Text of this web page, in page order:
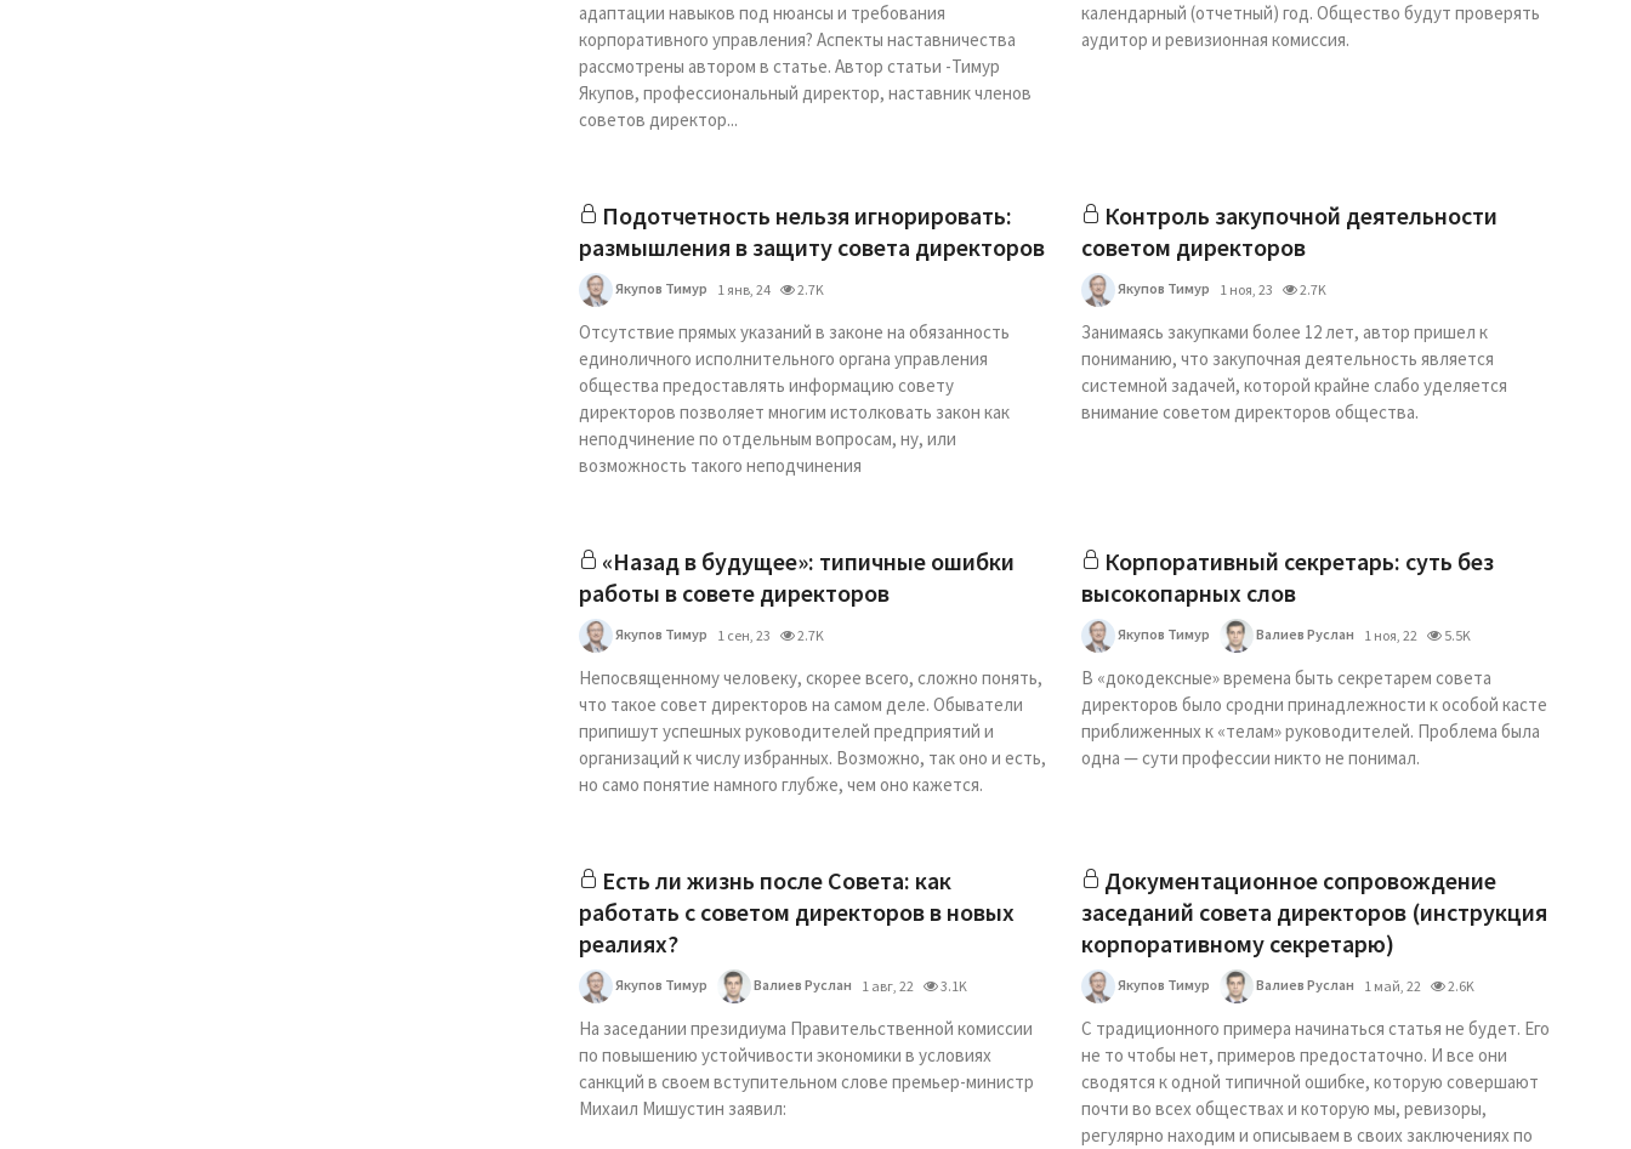
адаптации навыков под нюансы и требования
корпоративного управления? Аспекты наставничества
рассмотрены автором в статье. Автор статьи -Тимур
Якупов, профессиональный директор, наставник членов
советов директор...
календарный (отчетный) год. Общество будут проверять
аудитор и ревизионная комиссия.
Подотчетность нельзя игнорировать:
размышления в защиту совета директоров
Якупов Тимур 1 янв, 24 2.7K
Отсутствие прямых указаний в законе на обязанность
единоличного исполнительного органа управления
общества предоставлять информацию совету
директоров позволяет многим истолковать закон как
неподчинение по отдельным вопросам, ну, или
возможность такого неподчинения
Контроль закупочной деятельности
советом директоров
Якупов Тимур 1 ноя, 23 2.7K
Занимаясь закупками более 12 лет, автор пришел к
пониманию, что закупочная деятельность является
системной задачей, которой крайне слабо уделяется
внимание советом директоров общества.
«Назад в будущее»: типичные ошибки
работы в совете директоров
Якупов Тимур 1 сен, 23 2.7K
Непосвященному человеку, скорее всего, сложно понять,
что такое совет директоров на самом деле. Обыватели
припишут успешных руководителей предприятий и
организаций к числу избранных. Возможно, так оно и есть,
но само понятие намного глубже, чем оно кажется.
Корпоративный секретарь: суть без
высокопарных слов
Якупов Тимур Валиев Руслан 1 ноя, 22 5.5K
В «докодексные» времена быть секретарем совета
директоров было сродни принадлежности к особой касте
приближенных к «телам» руководителей. Проблема была
одна — сути профессии никто не понимал.
Есть ли жизнь после Совета: как
работать с советом директоров в новых
реалиях?
Якупов Тимур Валиев Руслан 1 авг, 22 3.1K
На заседании президиума Правительственной комиссии
по повышению устойчивости экономики в условиях
санкций в своем вступительном слове премьер-министр
Михаил Мишустин заявил:
Документационное сопровождение
заседаний совета директоров (инструкция
корпоративному секретарю)
Якупов Тимур Валиев Руслан 1 май, 22 2.6K
С традиционного примера начинаться статья не будет. Его
не то чтобы нет, примеров предостаточно. И все они
сводятся к одной типичной ошибке, которую совершают
почти во всех обществах и которую мы, ревизоры,
регулярно находим и описываем в своих заключениях по